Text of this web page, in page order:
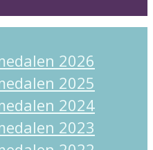
2026
2025
2024
2023